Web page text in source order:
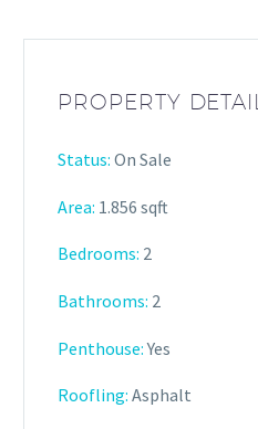
PROPERTY DETAIL
Status: On Sale
Area: 1.856 sqft
Bedrooms: 2
Bathrooms: 2
Penthouse:Yes
Roofling: Asphalt